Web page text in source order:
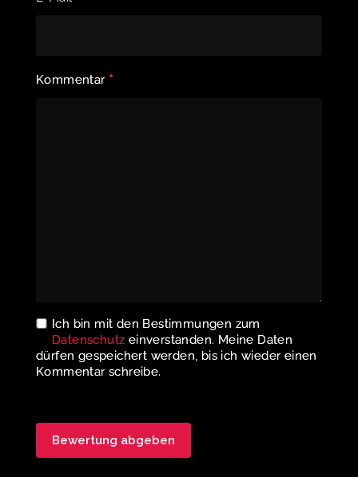
Kommentar *
Ich bin mit den Bestimmungen zum
Datenschutz einverstanden. Meine Daten
dürfen gespeichert werden, bis ich wieder einen
Kommentar schreibe.